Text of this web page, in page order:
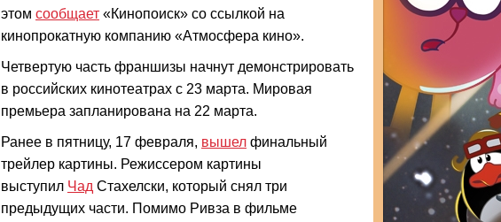
этом сообщает «Кинопоиск» со ссылкой на
кинопрокатную компанию «Атмосфера кино».
Четвертую часть франшизы начнут демонстрировать
в российских кинотеатрах с 23 марта. Мировая
премьера запланирована на 22 марта.
Ранее в пятницу, 17 февраля, вышел финальный
трейлер картины. Режиссером картины
выступил Чад Стахелски, который снял три
предыдущих части. Помимо Ривза в фильме